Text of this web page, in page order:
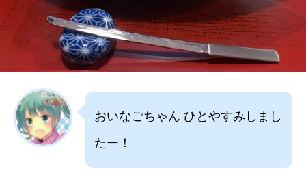
おいなごちゃん ひとやすみしまし
たー！